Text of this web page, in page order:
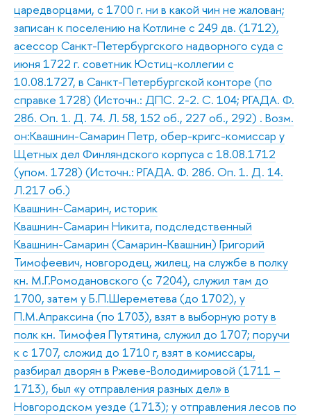
царедворцами, с 1700 г. ни в какой чин не жалован;
записан к поселению на Котлине с 249 дв. (1712),
асессор Санкт-Петербургского надворного суда с
июня 1722 г. советник Юстиц-коллегии с
10.08.1727, в Санкт-Петербургской конторе (по
справке 1728) (Источн.: ДПС. 2-2. С. 104; РГАДА. Ф.
286. Оп. 1. Д. 74. Л. 58, 152 об., 227 об., 292) . Возм.
он:Квашнин-Самарин Петр, обер-кригс-комиссар у
Щетных дел Финляндского корпуса с 18.08.1712
(упом. 1728) (Источн.: РГАДА. Ф. 286. Оп. 1. Д. 14.
Л.217 об.)
Квашнин-Самарин, историк
Квашнин-Самарин Никита, подследственный
Квашнин-Самарин (Самарин-Квашнин) Григорий
Тимофеевич, новгородец, жилец, на службе в полку
кн. М.Г.Ромодановского (с 7204), служил там до
1700, затем у Б.П.Шереметева (до 1702), у
П.М.Апраксина (по 1703), взят в выборную роту в
полк кн. Тимофея Путятина, служил до 1707; поручи
к с 1707, сложид до 1710 г, взят в комиссары,
разбирал дворян в Ржеве-Володимировой (1711 –
1713), был «у отправления разных дел» в
Новгородском уезде (1713); у отправления лесов по